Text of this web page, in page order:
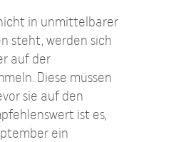
in unmittelbarer
steht, werden sich
auf der
Diese müssen
sie auf den
ist es,
ein